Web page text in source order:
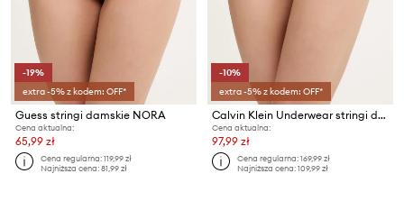
-19%
extra -5% z kodem: OFF*
Guess stringi damskie NORA
Cena aktualna:
65,99 zł
Cena regularna:119,99 zł
Najniższa cena:81,99 zł
-10%
extra -5% z kodem: OFF*
Calvin Klein Underwear stringi damskie koronkowe
Cena aktualna:
97,99 zł
Cena regularna:169,99 zł
Najniższa cena:109,99 zł